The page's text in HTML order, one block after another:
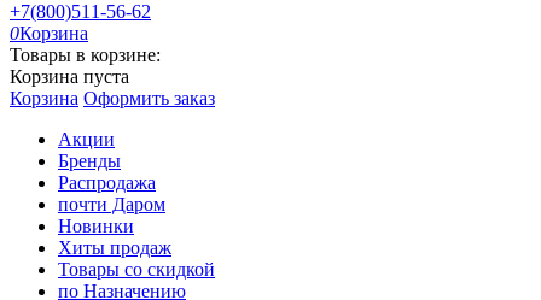
+7(800)511-56-62
0Корзина
Товары в корзине:
Корзина пуста
Корзина Оформить заказ
Акции
Бренды
Распродажа
почти Даром
Новинки
Хиты продаж
Товары со скидкой
по Назначению